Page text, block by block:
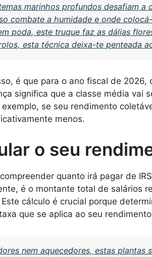
marinhos profundos desafiam a
combate a humidade e onde
poda, este truque faz as dálias
esta técnica deixa-te penteada
é que para o ano fiscal de
significa que a classe média vai
se seu rendimento
menos.
o seu
quanto irá pagar de
é o montante total de salários
cálculo é crucial porque
que se aplica ao seu
nem aquecedores, estas plantas